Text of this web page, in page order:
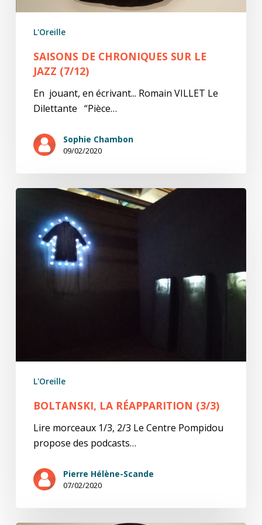
L'Oreille
SAISONS DE CHRONIQUES SUR LE
JAZZ (7/12)
En jouant, en écrivant... Romain VILLET Le
Dilettante “Pièce…
Sophie Chambon
09/02/2020
Boltanski,
Réapparition
L'Oreille
BOLTANSKI, LA RÉAPPARITION (3/3)
Lire morceaux 1/3, 2/3 Le Centre Pompidou
propose des podcasts…
Pierre Hélène-Scande
07/02/2020